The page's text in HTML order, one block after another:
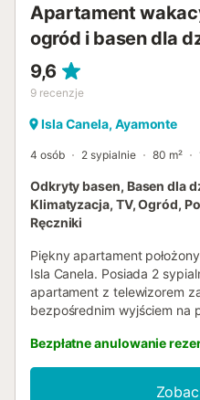
Apartament
ogród i basen dla
9,6
9 recenzje
Isla Canela, Ayamonte
4 osób 2 sypialnie 80 m²
Odkryty basen, Basen dla
Klimatyzacja, TV, Ogród,
Ręczniki
Piękny apartament
Isla Canela. Posiada 2
apartament z telewizorem
bezpośrednim wyjściem na
się wspaniały widok na
wyposażone, oddzielne
połączona jest z salonem i
Bezpłatne anulowanie